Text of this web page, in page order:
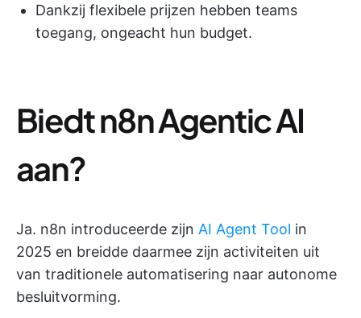
Dankzij flexibele prijzen hebben teams
toegang, ongeacht hun budget.
Biedt n8n Agentic AI
aan?
Ja. n8n introduceerde zijn AI Agent Tool in
2025 en breidde daarmee zijn activiteiten uit
van traditionele automatisering naar autonome
besluitvorming.